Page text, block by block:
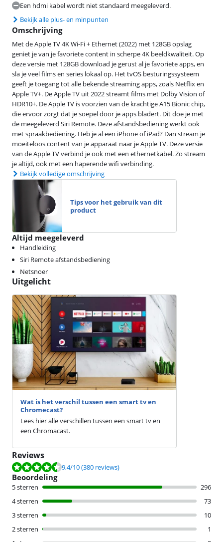
Een hdmi kabel wordt niet standaard meegeleverd.
Bekijk alle plus- en minpunten
Omschrijving
Met de Apple TV 4K Wi-Fi + Ethernet (2022) met 128GB opslag
geniet je van je favoriete content in scherpe 4K beeldkwaliteit. Op
deze versie met 128GB download je gerust al je favoriete apps, en
sla je veel films en series lokaal op. Het tvOS besturingssysteem
geeft je toegang tot alle bekende streaming apps, zoals Netflix en
Apple TV+. De Apple TV uit 2022 streamt films met Dolby Vision of
HDR10+. De Apple TV is voorzien van de krachtige A15 Bionic chip,
die ervoor zorgt dat je soepel door je apps bladert. Dit doe je met
de meegeleverd Siri Remote. Deze afstandsbediening werkt ook
met spraakbediening. Heb je al een iPhone of iPad? Dan stream je
moeiteloos content van je apparaat naar je Apple TV. Deze versie
van de Apple TV verbind je ook met een ethernetkabel. Zo stream
je altijd, ook met een haperende wifi verbinding.
Bekijk volledige omschrijving
Tips voor het gebruik van dit
product
Altijd meegeleverd
Handleiding
Siri Remote afstandsbediening
Netsnoer
Uitgelicht
Wat is het verschil tussen een smart tv en
Chromecast?
Lees hier alle verschillen tussen een smart tv en
een Chromacast.
Reviews
Beoordeling is 9,4 van de 10, gebaseerd op 380 reviews.
9,4/10(380 reviews)
Beoordeling
5 sterren
296
4 sterren
73
3 sterren
10
2 sterren
1